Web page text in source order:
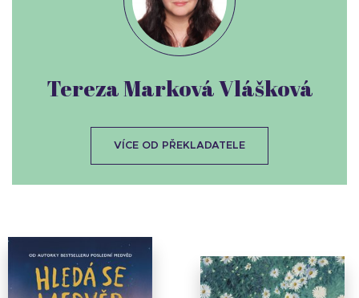
Tereza Marková Vlášková
VÍCE OD PŘEKLADATELE